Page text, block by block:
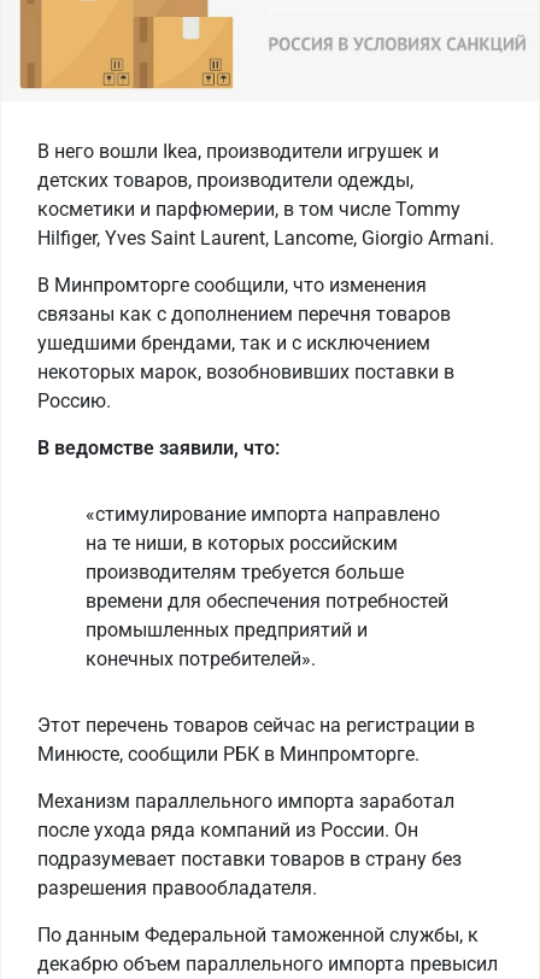
В него вошли Ikea, производители игрушек и
детских товаров, производители одежды,
косметики и парфюмерии, в том числе Tommy
Hilfiger, Yves Saint Laurent, Lancome, Giorgio Armani.
В Минпромторге сообщили, что изменения
связаны как с дополнением перечня товаров
ушедшими брендами, так и с исключением
некоторых марок, возобновивших поставки в
Россию.
В ведомстве заявили, что:
«стимулирование импорта направлено
на те ниши, в которых российским
производителям требуется больше
времени для обеспечения потребностей
промышленных предприятий и
конечных потребителей».
Этот перечень товаров сейчас на регистрации в
Минюсте, сообщили РБК в Минпромторге.
Механизм параллельного импорта заработал
после ухода ряда компаний из России. Он
подразумевает поставки товаров в страну без
разрешения правообладателя.
По данным Федеральной таможенной службы, к
декабрю объем параллельного импорта превысил